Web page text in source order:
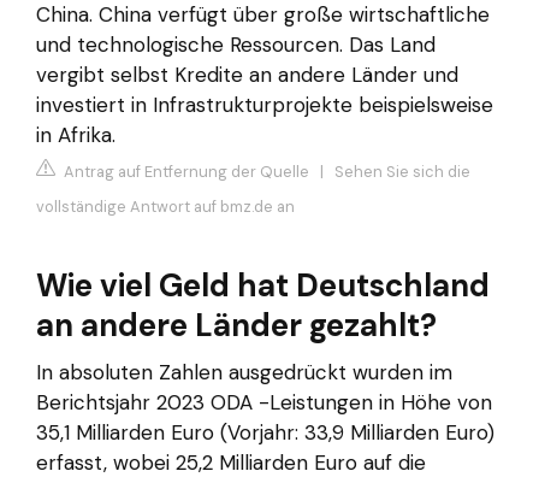
China. China verfügt über große wirtschaftliche
und technologische Ressourcen. Das Land
vergibt selbst Kredite an andere Länder und
investiert in Infrastrukturprojekte beispielsweise
in Afrika.
Antrag auf Entfernung der Quelle | Sehen Sie sich die
vollständige Antwort auf bmz.de an
Wie viel Geld hat Deutschland
an andere Länder gezahlt?
In absoluten Zahlen ausgedrückt wurden im
Berichtsjahr 2023 ODA -Leistungen in Höhe von
35,1 Milliarden Euro (Vorjahr: 33,9 Milliarden Euro)
erfasst, wobei 25,2 Milliarden Euro auf die